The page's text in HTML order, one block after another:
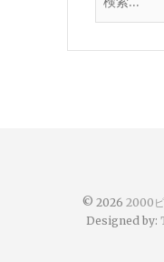
© 2026 2000
Designed by: